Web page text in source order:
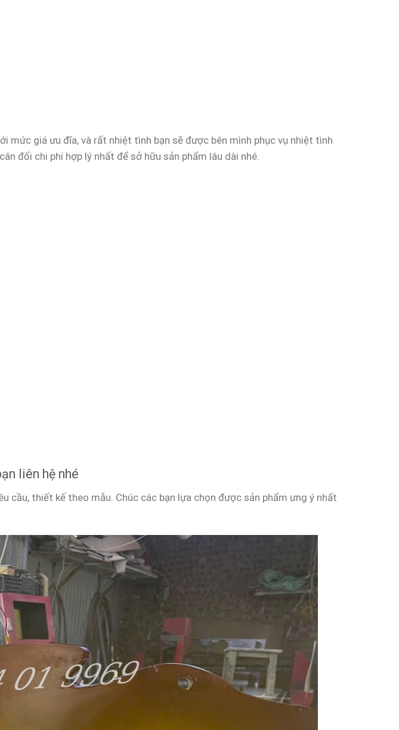
mức giá ưu đĩa, và rất nhiệt tình bạn sẽ được bên mình phục vụ nhiệt tình
đối chi phí hợp lý nhất để sở hữu sản phẩm lâu dài nhé.
liên hệ nhé
cầu, thiết kế theo mẫu. Chúc các bạn lựa chọn được sản phẩm ưng ý nhất